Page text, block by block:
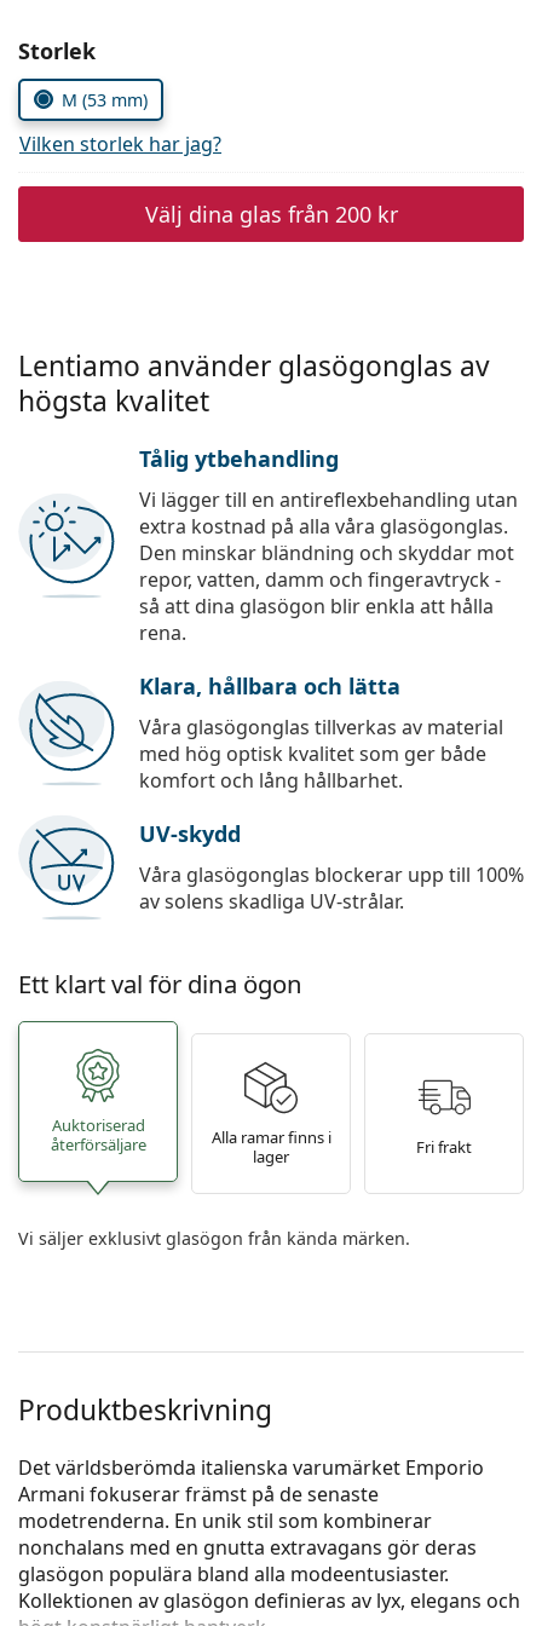
Prada
Upptäck alla
Välj parametrar
Storlek
M (53 mm)
Vilken storlek har jag?
Välj dina glas från 200 kr
Lentiamo använder glasögonglas av
högsta kvalitet
Tålig ytbehandling
Vi lägger till en antireflexbehandling utan
extra kostnad på alla våra glasögonglas.
Den minskar bländning och skyddar mot
repor, vatten, damm och fingeravtryck -
så att dina glasögon blir enkla att hålla
rena.
Klara, hållbara och lätta
Våra glasögonglas tillverkas av material
med hög optisk kvalitet som ger både
komfort och lång hållbarhet.
UV-skydd
Våra glasögonglas blockerar upp till 100%
av solens skadliga UV-strålar.
Ett klart val för dina ögon
Auktoriserad
återförsäljare
Alla ramar finns i
lager
Fri frakt
Vi säljer exklusivt glasögon från kända märken.
Produktbeskrivning
Det världsberömda italienska varumärket Emporio
Armani fokuserar främst på de senaste
modetrenderna. En unik stil som kombinerar
nonchalans med en gnutta extravagans gör deras
glasögon populära bland alla modeentusiaster.
Kollektionen av glasögon definieras av lyx, elegans och